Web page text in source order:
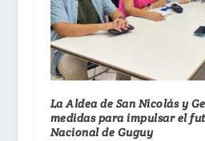
La Aldea de San Nicolás y
medidas para impulsar el
Nacional de Guguy